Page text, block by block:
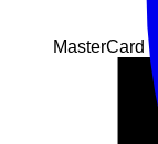
MasterCard